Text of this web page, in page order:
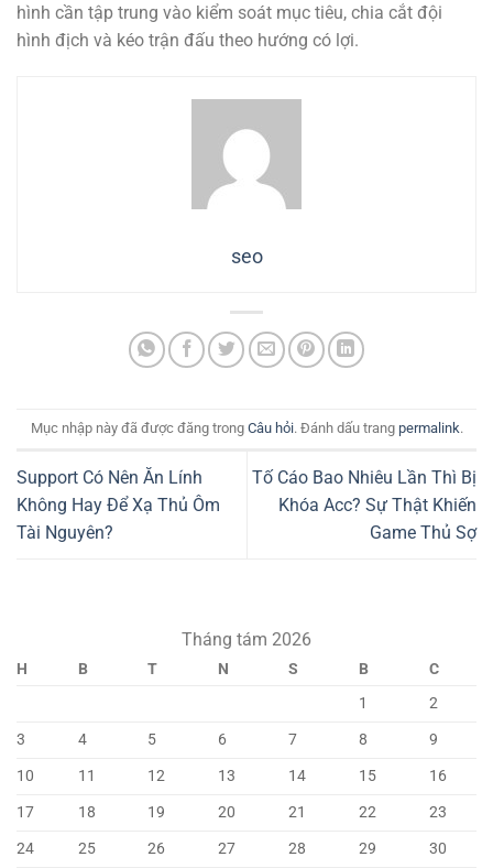
hình cần tập trung vào kiểm soát mục tiêu, chia cắt đội
hình địch và kéo trận đấu theo hướng có lợi.
seo
Mục nhập này đã được đăng trong Câu hỏi. Đánh dấu trang permalink.
Support Có Nên Ăn Lính
Không Hay Để Xạ Thủ Ôm
Tài Nguyên?
Tố Cáo Bao Nhiêu Lần Thì Bị
Khóa Acc? Sự Thật Khiến
Game Thủ Sợ
Tháng tám 2026
H B T N S B
C
1
2
3
4 5 6 7 8
9
10
11 12 13 14 15
16
17
18 19 20 21 22
23
24
25 26 27 28 29
30